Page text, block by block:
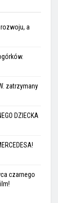
rozwoju, a
zatrzymany
DZIECKA
czarnego